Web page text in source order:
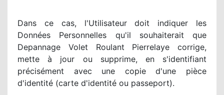
Dans ce cas, l'Utilisateur doit indiquer les
Données Personnelles qu'il souhaiterait que
Depannage Volet Roulant Pierrelaye corrige,
mette à jour ou supprime, en s'identifiant
précisément avec une copie d'une pièce
d'identité (carte d'identité ou passeport).